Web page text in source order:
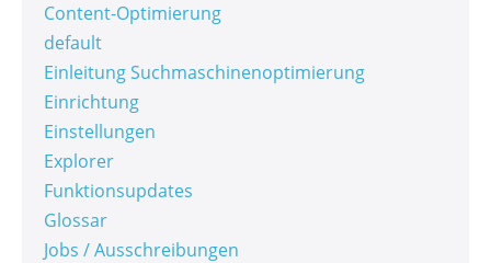
Content-Optimierung
default
Einleitung Suchmaschinenoptimierung
Einrichtung
Einstellungen
Explorer
Funktionsupdates
Glossar
Jobs / Ausschreibungen